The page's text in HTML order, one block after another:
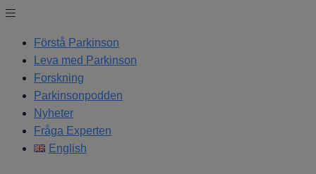
Förstå Parkinson
Leva med Parkinson
Forskning
Parkinsonpodden
Nyheter
Fråga Experten
English